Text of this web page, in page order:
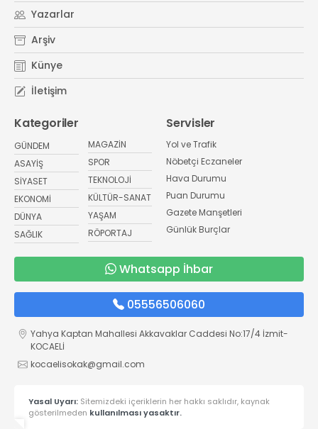
Yazarlar
Arşiv
Künye
İletişim
Kategoriler
GÜNDEM
ASAYİŞ
SİYASET
EKONOMİ
DÜNYA
SAĞLIK
MAGAZİN
SPOR
TEKNOLOJİ
KÜLTÜR-SANAT
YAŞAM
RÖPORTAJ
Servisler
Yol ve Trafik
Nöbetçi Eczaneler
Hava Durumu
Puan Durumu
Gazete Manşetleri
Günlük Burçlar
Whatsapp İhbar
05556506060
Yahya Kaptan Mahallesi Akkavaklar Caddesi No:17/4 İzmit-
KOCAELİ
kocaelisokak@gmail.com
Yasal Uyarı: Sitemizdeki içeriklerin her hakkı saklıdır, kaynak
gösterilmeden kullanılması yasaktır.